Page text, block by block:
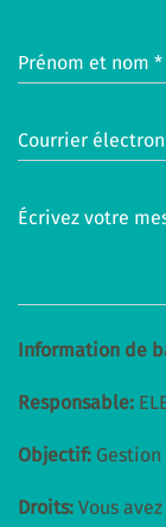
Prénom et nom *
Courrier
Écrivez votre
Information de
Responsable:
Objectif:
Droits: Vous